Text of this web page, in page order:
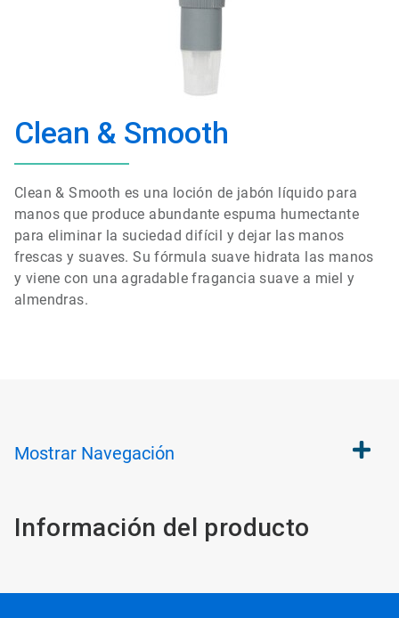
Clean & Smooth
Clean & Smooth es una loción de jabón líquido para
manos que produce abundante espuma humectante
para eliminar la suciedad difícil y dejar las manos
frescas y suaves. Su fórmula suave hidrata las manos
y viene con una agradable fragancia suave a miel y
almendras.
Mostrar Navegación
Información del producto